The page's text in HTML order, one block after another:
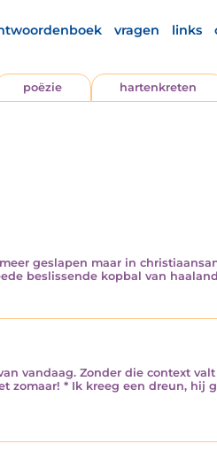
vragen links
poëzie hartenkreten
geslapen maar in
beslissende kopbal van
vandaag. Zonder die context
zomaar! * Ik kreeg een dreun,